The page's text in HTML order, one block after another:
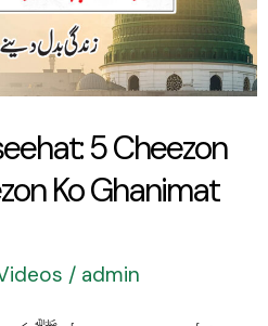
Ko Ghanimat
/ admin